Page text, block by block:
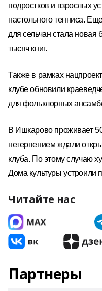
подростков и взрослых
настольного тенниса.
для сельчан стала
тысяч книг.
Также в рамках
клубе обновили
для фольклорных
В Ишкарово проживает
нетерпением ждали
клуба. По этому случаю
Дома культуры устроили
Читайте нас
Партнеры